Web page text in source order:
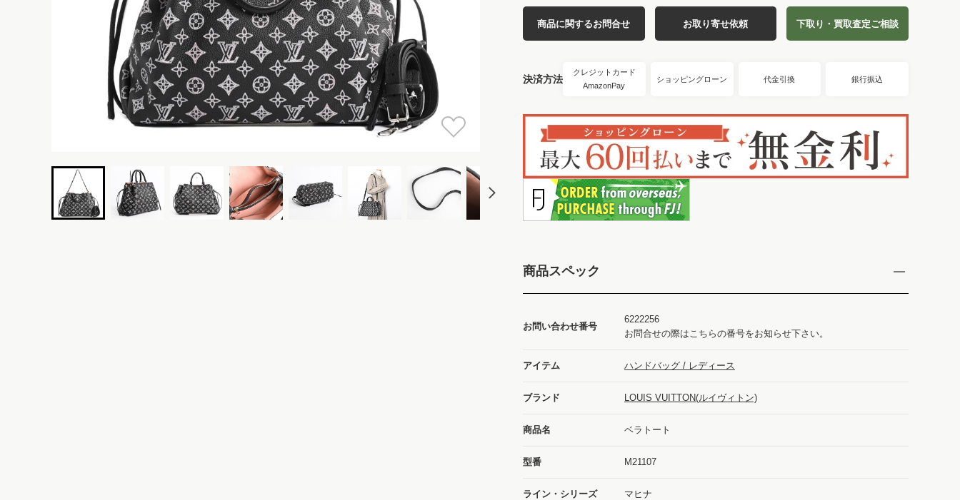
商品に関するお問合せ お取り寄せ依頼 下取り・買取査定ご相談
決済方法
クレジットカード
AmazonPay
ショッピングローン 代金引換 銀行振込
商品スペック
お問い合わせ番号
6222256
お問合せの際はこちらの番号をお知らせ下さい。
アイテム ハンドバッグ / レディース
ブランド LOUIS VUITTON(ルイヴィトン)
商品名 ベラトート
型番 M21107
ライン・シリーズ マヒナ